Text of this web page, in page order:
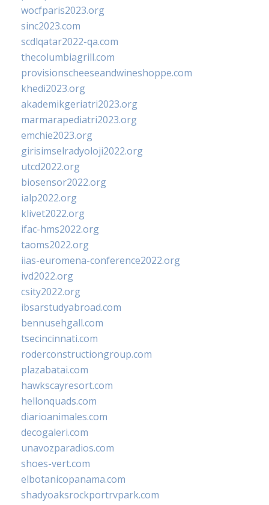
wocfparis2023.org
sinc2023.com
scdlqatar2022-qa.com
thecolumbiagrill.com
provisionscheeseandwineshoppe.com
khedi2023.org
akademikgeriatri2023.org
marmarapediatri2023.org
emchie2023.org
girisimselradyoloji2022.org
utcd2022.org
biosensor2022.org
ialp2022.org
klivet2022.org
ifac-hms2022.org
taoms2022.org
iias-euromena-conference2022.org
ivd2022.org
csity2022.org
ibsarstudyabroad.com
bennusehgall.com
tsecincinnati.com
roderconstructiongroup.com
plazabatai.com
hawkscayresort.com
hellonquads.com
diarioanimales.com
decogaleri.com
unavozparadios.com
shoes-vert.com
elbotanicopanama.com
shadyoaksrockportrvpark.com